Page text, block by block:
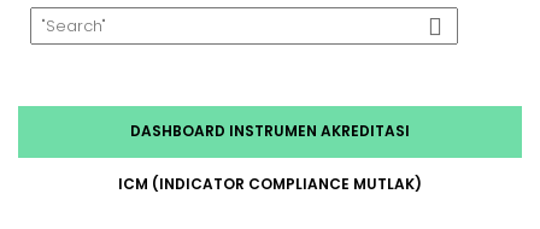
DASHBOARD INSTRUMEN AKREDITASI
ICM (INDICATOR COMPLIANCE MUTLAK)